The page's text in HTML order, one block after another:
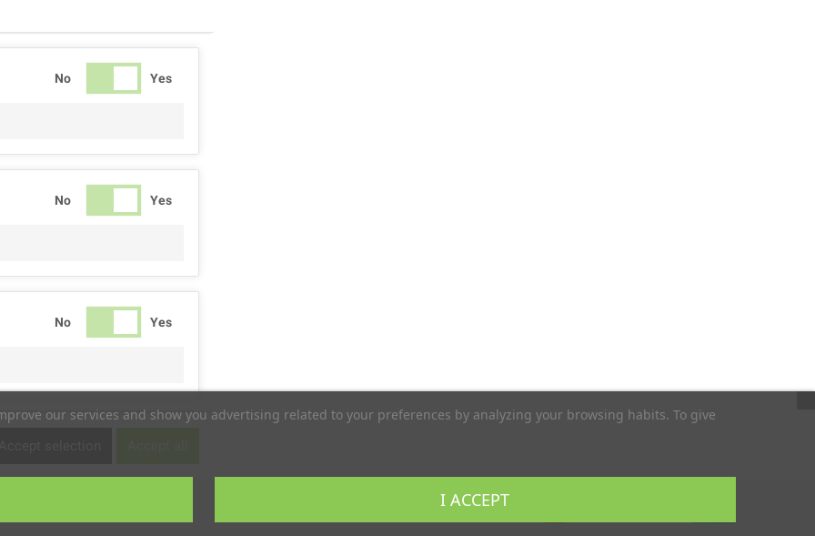
our services and show you advertising related to your preferences by analyzing your browsing habits. To give
I ACCEPT
No Yes
No Yes
No Yes